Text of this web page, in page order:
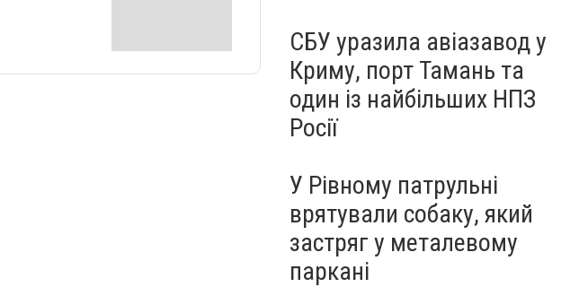
СБУ уразила авіазавод у
Криму, порт Тамань та
один із найбільших НПЗ
Росії
У Рівному патрульні
врятували собаку, який
застряг у металевому
паркані